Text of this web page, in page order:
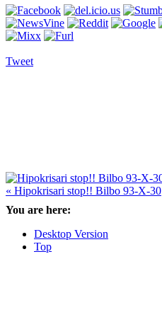
Tweet
« Hipokrisari stop!! Bilbo 93-X-30
You are here:
Desktop Version
Top